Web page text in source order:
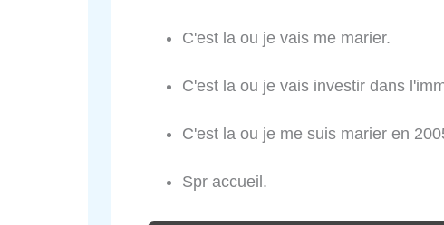
C'est la ou je vais me marier.
C'est la ou je vais investir dans
C'est la ou je me suis marier en
Spr accueil.